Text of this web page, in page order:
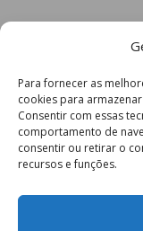
Para fornecer as
cookies para
Consentir com essas
comportamento de
consentir ou retirar o
recursos e funções.